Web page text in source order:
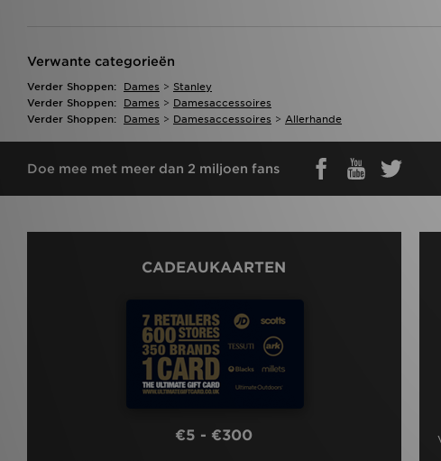
Verwante categorieën
Verder Shoppen: Dames > Stanley
Verder Shoppen:
Dames > Damesaccessoires
Verder Shoppen:
Dames > Damesaccessoires > Allerhande
Doe mee met meer dan 2 miljoen fans
CADEAUKAARTEN
€5 - €300